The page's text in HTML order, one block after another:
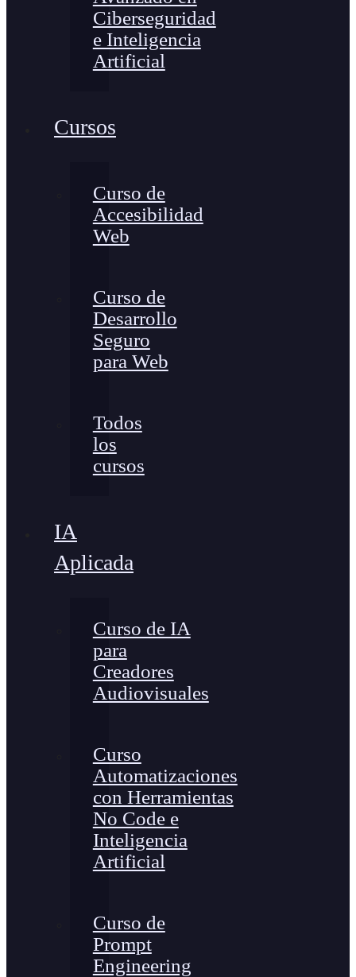
Ciberseguridad
e Inteligencia
Artificial
Cursos
Curso de
Accesibilidad
Web
Curso de
Desarrollo
Seguro
para Web
Todos
los
cursos
IA
Aplicada
Curso de IA
para
Creadores
Audiovisuales
Curso
Automatizaciones
con Herramientas
No Code e
Inteligencia
Artificial
Curso de
Prompt
Engineering